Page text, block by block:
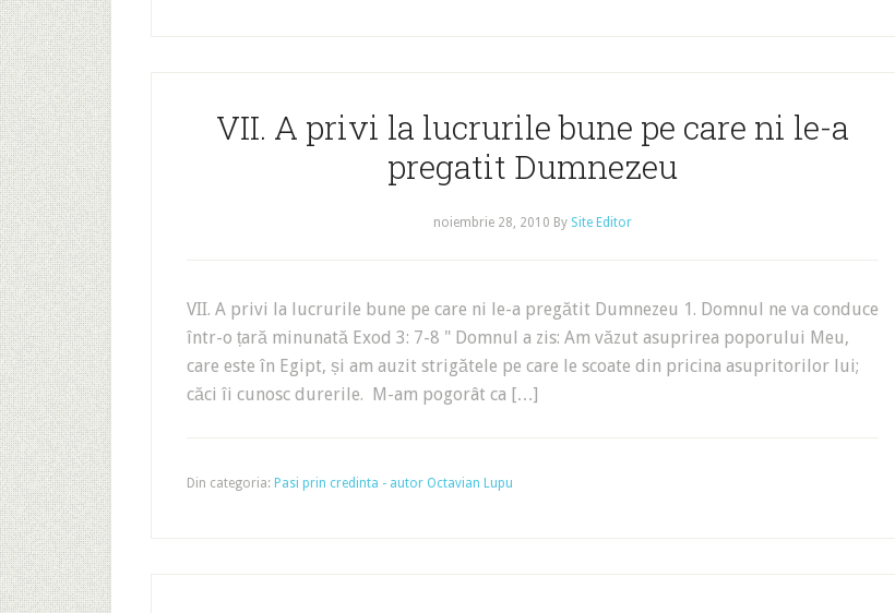
VII. A privi la lucrurile bune pe care ni le-a
pregatit Dumnezeu
noiembrie 28, 2010 By Site Editor
VII. A privi la lucrurile bune pe care ni le-a pregătit Dumnezeu 1. Domnul ne va conduce
într-o țară minunată Exod 3: 7-8 " Domnul a zis: Am văzut asuprirea poporului Meu,
care este în Egipt, și am auzit strigătele pe care le scoate din pricina asupritorilor lui;
căci îi cunosc durerile. M-am pogorât ca […]
Din categoria: Pasi prin credinta - autor Octavian Lupu